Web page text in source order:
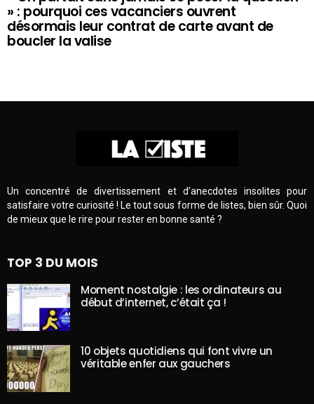
» : pourquoi ces vacanciers ouvrent
désormais leur contrat de carte avant de
boucler la valise
Un concentré de divertissement et d’anecdotes insolites pour
satisfaire votre curiosité ! Le tout sous forme de listes, bien sûr. Quoi
de mieux que le rire pour rester en bonne santé ?
TOP 3 DU MOIS
Moment nostalgie : les ordinateurs au
début d’internet, c’était ça !
10 objets quotidiens qui font vivre un
véritable enfer aux gauchers